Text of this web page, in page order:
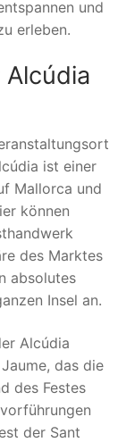
und
erleben.
ist einer
Mallorca und
können
des Marktes
absolutes
Insel an.
Alcúdia
das die
des Festes
der Sant